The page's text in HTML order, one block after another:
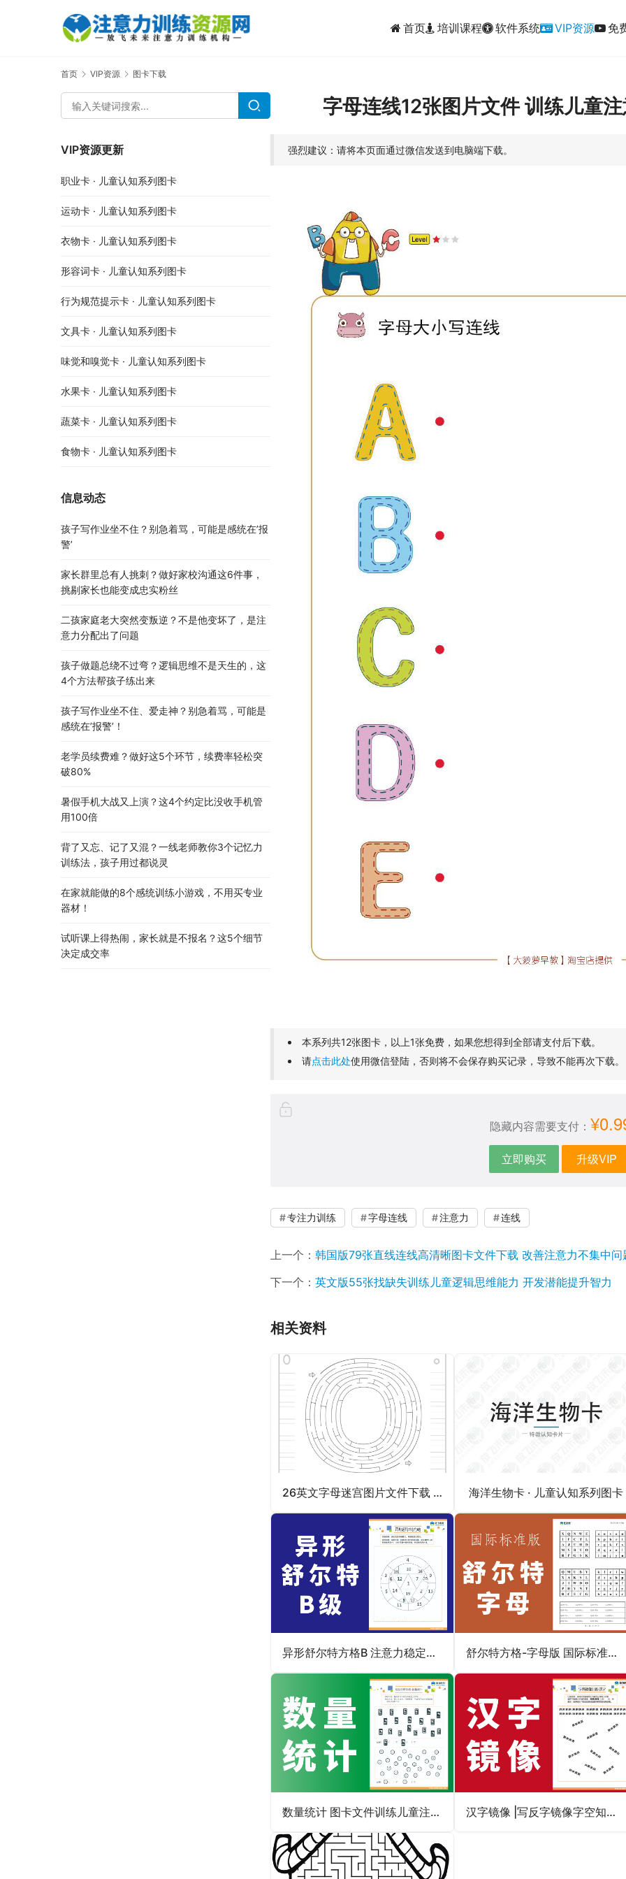
首页 培训课程 软件系统 VIP资源 免
首页 VIP资源 图卡下载
字母连线12张图片文件 训练儿童
强烈建议：请将本页面通过微信发送到电脑端下载。
本系列共12张图卡，以上1张免费，如果您想得到全部请支付后下载。
请点击此处使用微信登陆，否则将不会保存购买记录，导致不能再次下载。
隐藏内容需要支付：
立即购买 升级VIP
专注力训练 字母连线 注意力 连线
上一个： 韩国版79张直线连线高清晰图卡文件下载 改善注意力不集中问
下一个： 英文版55张找缺失训练儿童逻辑思维能力 开发潜能提升智力
相关资料
26英文字母迷宫图片文件下载 改善注意力不集中 海洋生物卡 · 儿童认知系列图卡
异形舒尔特方格B 注意力稳定性和视觉广度能力 舒尔特方格-字母版 国际标准版|小学生专注力不集中怎么办
数量统计 图卡文件训练儿童注意力数感视觉广度群看群数 汉字镜像 |写反字镜像字空知力学习能力注意力专注力
VIP资源更新
职业卡 · 儿童认知系列图卡
运动卡 · 儿童认知系列图卡
衣物卡 · 儿童认知系列图卡
形容词卡 · 儿童认知系列图卡
行为规范提示卡 · 儿童认知系列图卡
文具卡 · 儿童认知系列图卡
味觉和嗅觉卡 · 儿童认知系列图卡
水果卡 · 儿童认知系列图卡
蔬菜卡 · 儿童认知系列图卡
食物卡 · 儿童认知系列图卡
信息动态
孩子写作业坐不住？别急着骂，可能是感统在’报
警’
家长群里总有人挑刺？做好家校沟通这6件事，
挑剔家长也能变成忠实粉丝
二孩家庭老大突然变叛逆？不是他变坏了，是注
意力分配出了问题
孩子做题总绕不过弯？逻辑思维不是天生的，这
4个方法帮孩子练出来
孩子写作业坐不住、爱走神？别急着骂，可能是
感统在’报警’！
老学员续费难？做好这5个环节，续费率轻松突
破80%
暑假手机大战又上演？这4个约定比没收手机管
用100倍
背了又忘、记了又混？一线老师教你3个记忆力
训练法，孩子用过都说灵
在家就能做的8个感统训练小游戏，不用买专业
器材！
试听课上得热闹，家长就是不报名？这5个细节
决定成交率